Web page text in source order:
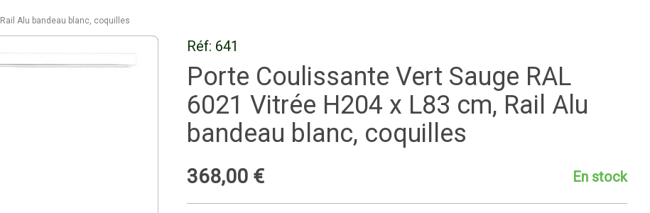
Alu bandeau blanc, coquilles
Réf: 641
Porte Coulissante Vert Sauge RAL
6021 Vitrée H204 x L83 cm, Rail Alu
bandeau blanc, coquilles
368,00 € En stock